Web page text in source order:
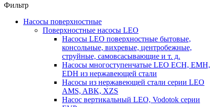
Фильтр
Насосы поверхностные
Поверхностные насосы LEO
Насосы LEO поверхностные бытовые,
консольные, вихревые, центробежные,
струйные, самовсасывающие и т. д.
Насосы многоступенчатые LEO ECH, EMH,
EDH из нержавеющей стали
Насосы из нержавеющей стали серии LEO
AMS, ABK, XZS
Насос вертикальный LEO, Vodotok серии